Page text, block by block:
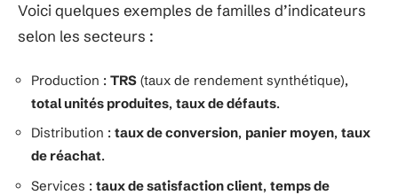
Voici quelques exemples de familles d’indicateurs
selon les secteurs :
Production : TRS (taux de rendement synthétique),
total unités produites, taux de défauts.
Distribution : taux de conversion, panier moyen, taux
de réachat.
Services : taux de satisfaction client, temps de